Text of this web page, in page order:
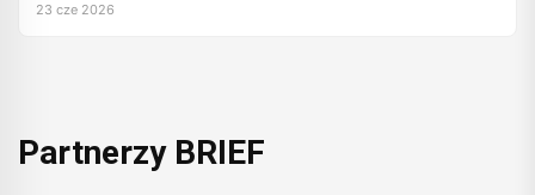
23 cze 2026
Partnerzy BRIEF